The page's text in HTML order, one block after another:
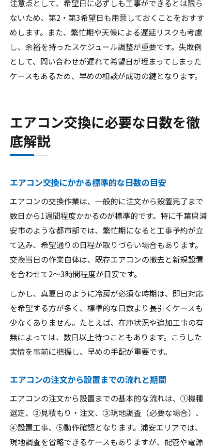
注意点として、希望日に必ずしも工事ができるとは限ら
ないため、第2・第3希望日も用意しておくことをおすす
めします。また、繁忙期や天候による遅延リスクも考慮
し、余裕を持ったスケジュール調整が重要です。失敗例
として、問い合わせが遅れて希望日が埋まってしまった
ケースもあるため、早めの相談が成功の鍵となります。
エアコン交換に必要な日数を徹
底解説
エアコン交換にかかる標準的な日数の目安
エアコンの交換作業は、一般的に注文から設置完了まで
数日から1週間程度かかるのが標準的です。特に千葉県浦
安市のような都市部では、繁忙期になると工事予約が立
て込み、希望通りの日程が取りづらい場合もあります。
交換当日の作業自体は、既存エアコンの撤去と新規設置
を合わせて2〜3時間程度が目安です。
しかし、真夏日のように冷房が必須な時期は、即日対応
を希望する方が多く、標準的な日数より長引くケースも
少なくありません。たとえば、在庫状況や追加工事の有
無によっては、数日以上待つこともあります。こうした
実情を事前に把握し、早めの手配が重要です。
エアコンの注文から設置までの流れと期間
エアコンの注文から設置までの基本的な流れは、①機種
選定、②見積もり・注文、③現地調査（必要な場合）、
④設置工事、⑤動作確認となります。浦安エリアでは、
現地調査を省略できるケースもありますが、配管や電源